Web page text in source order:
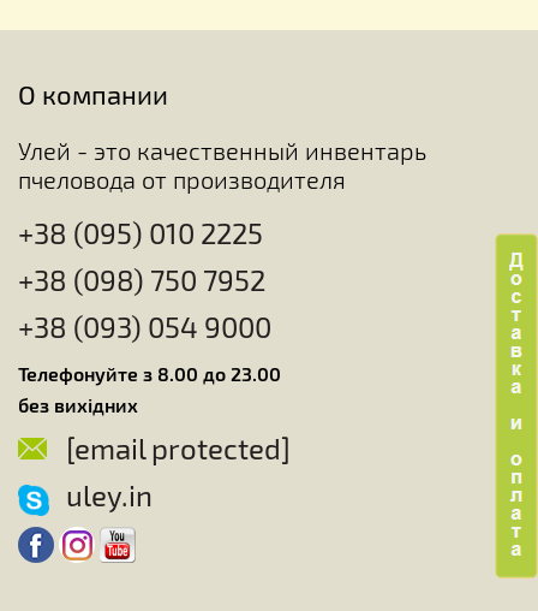
О компании
Улей - это качественный инвентарь
пчеловода от производителя
+38 (095) 010 2225
+38 (098) 750 7952
+38 (093) 054 9000
Телефонуйте з 8.00 до 23.00
без вихідних
[email protected]
uley.in